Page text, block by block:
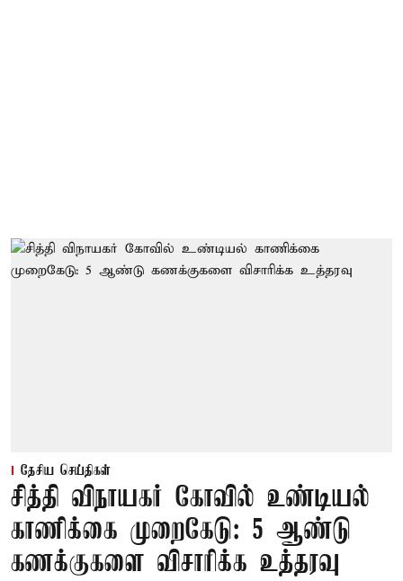
தேசிய செய்திகள்
சித்தி விநாயகர் கோவில் உண்டியல்
காணிக்கை முறைகேடு: 5 ஆண்டு
கணக்குகளை விசாரிக்க உத்தரவு